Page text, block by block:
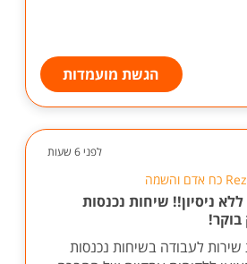
הגשת מועמדות
לפני 6 שעות
ללא ניסיון!! שיחות נכנסות
שירות לעבודה בשיחות נכנסות